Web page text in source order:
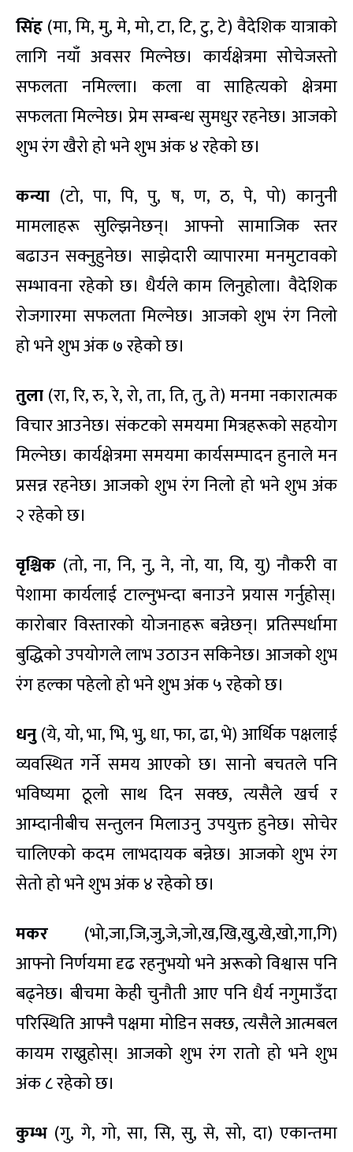
सिंह(मा, मि, मु, मे, मो, टा, टि, टु, टे) वैदेशिक यात्राको
लागि नयाँ अवसर मिल्नेछ। कार्यक्षेत्रमा सोचेजस्तो
सफलता नमिल्ला। कला वा साहित्यको क्षेत्रमा
सफलता मिल्नेछ। प्रेम सम्बन्ध सुमधुर रहनेछ। आजको
शुभ रंग खैरो हो भने शुभ अंक ४ रहेको छ।
कन्या (टो, पा, पि, पु, ष, ण, ठ, पे, पो) कानुनी
मामलाहरू सुल्झिनेछन्। आफ्नो सामाजिक स्तर
बढाउन सक्नुहुनेछ। साझेदारी व्यापारमा मनमुटावको
सम्भावना रहेको छ। धैर्यले काम लिनुहोला। वैदेशिक
रोजगारमा सफलता मिल्नेछ। आजको शुभ रंग निलो
हो भने शुभ अंक ७ रहेको छ।
तुला(रा, रि, रु, रे, रो, ता, ति, तु, ते) मनमा नकारात्मक
विचार आउनेछ। संकटको समयमा मित्रहरूको सहयोग
मिल्नेछ। कार्यक्षेत्रमा समयमा कार्यसम्पादन हुनाले मन
प्रसन्न रहनेछ। आजको शुभ रंग निलो हो भने शुभ अंक
२ रहेको छ।
वृश्चिक (तो, ना, नि, नु, ने, नो, या, यि, यु) नौकरी वा
पेशामा कार्यलाई टाल्नुभन्दा बनाउने प्रयास गर्नुहोस्।
कारोबार विस्तारको योजनाहरू बन्नेछन्। प्रतिस्पर्धामा
बुद्धिको उपयोगले लाभ उठाउन सकिनेछ। आजको शुभ
रंग हल्का पहेलो हो भने शुभ अंक ५ रहेको छ।
धनु(ये, यो, भा, भि, भु, धा, फा, ढा, भे) आर्थिक पक्षलाई
व्यवस्थित गर्ने समय आएको छ। सानो बचतले पनि
भविष्यमा ठूलो साथ दिन सक्छ, त्यसैले खर्च र
आम्दानीबीच सन्तुलन मिलाउनु उपयुक्त हुनेछ। सोचेर
चालिएको कदम लाभदायक बन्नेछ। आजको शुभ रंग
सेतो हो भने शुभ अंक ४ रहेको छ।
मकर (भो,जा,जि,जु,जे,जो,ख,खि,खु,खे,खो,गा,गि)
आफ्नो निर्णयमा दृढ रहनुभयो भने अरूको विश्वास पनि
बढ्नेछ। बीचमा केही चुनौती आए पनि धैर्य नगुमाउँदा
परिस्थिति आफ्नै पक्षमा मोडिन सक्छ, त्यसैले आत्मबल
कायम राख्नुहोस्। आजको शुभ रंग रातो हो भने शुभ
अंक ८ रहेको छ।
कुम्भ (गु, गे, गो, सा, सि, सु, से, सो, दा) एकान्तमा